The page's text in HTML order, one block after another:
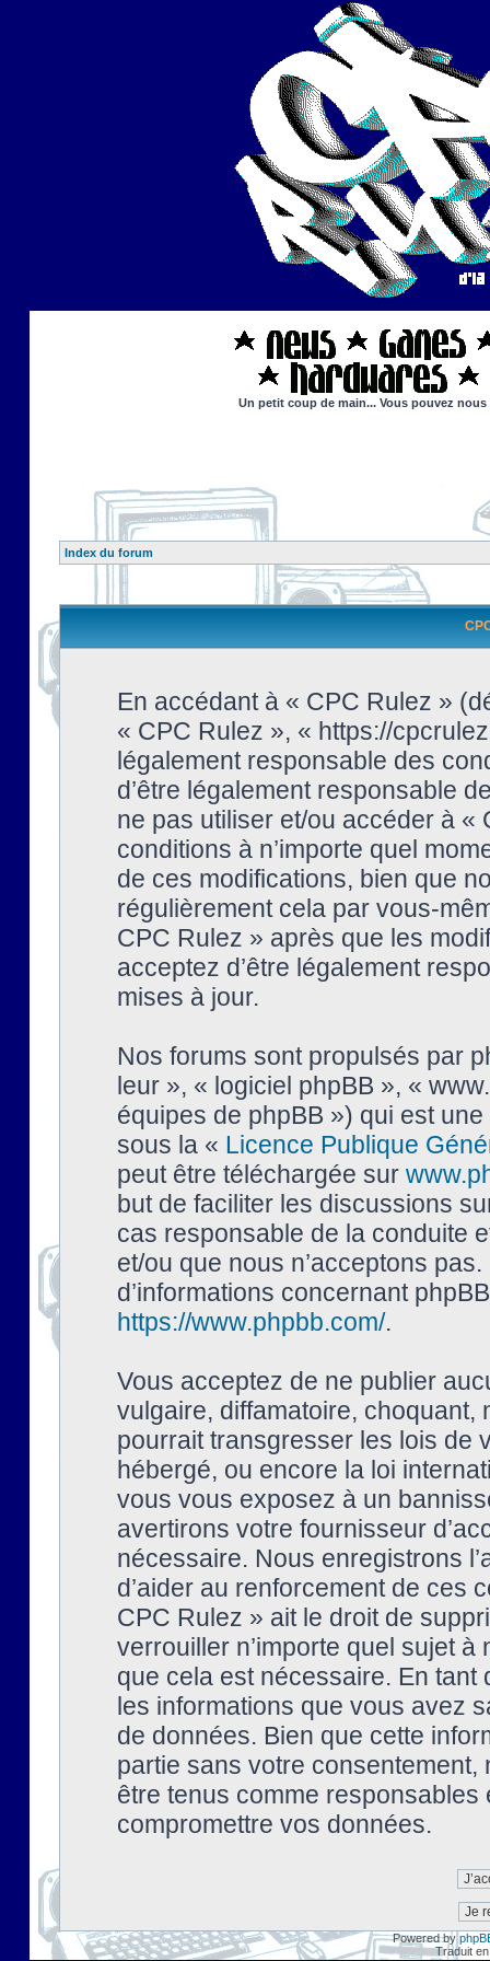
Un petit coup de main... Vous pouvez
Index du forum
En accédant à « CPC Rulez »
« CPC Rulez », « https://
légalement responsable des
d’être légalement responsable
ne pas utiliser et/ou accéder à
conditions à n’importe quel
de ces modifications, bien que
régulièrement cela par vous-
CPC Rulez » après que les
acceptez d’être légalement
mises à jour.
Nos forums sont propulsés par
leur », « logiciel phpBB », «
équipes de phpBB ») qui est
sous la « Licence Publique
peut être téléchargée sur
but de faciliter les discussions
cas responsable de la conduite
et/ou que nous n’acceptons
d’informations concernant
https://www.phpbb.com/.
Vous acceptez de ne publier
vulgaire, diffamatoire, choquant,
pourrait transgresser les lois de
hébergé, ou encore la loi
vous vous exposez à un
avertirons votre fournisseur
nécessaire. Nous enregistrons
d’aider au renforcement de ces
CPC Rulez » ait le droit de
verrouiller n’importe quel sujet à
que cela est nécessaire. En tant
les informations que vous avez
de données. Bien que cette
partie sans votre
être tenus comme
compromettre vos données.
Powered by
Traduit